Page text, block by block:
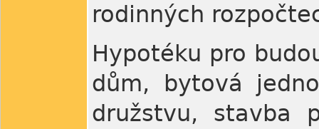
rodinných
Hypotéku pro
dům, bytová
družstvu, stavba